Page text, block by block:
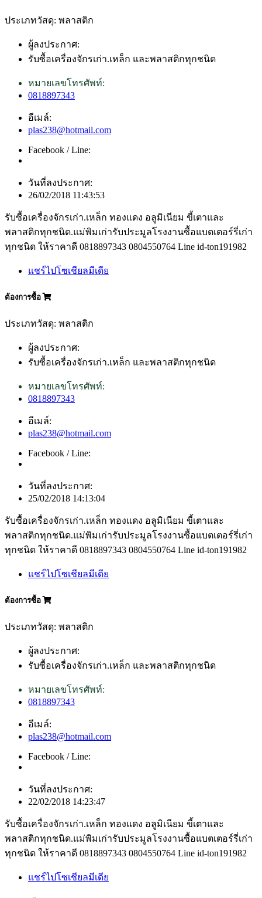
ประเภทวัสดุ: พลาสติก
ผู้ลงประกาศ:
รับซื้อเครื่องจักรเก่า.เหล็ก และพลาสติกทุกชนิด
หมายเลขโทรศัพท์:
0818897343
อีเมล์:
plas238@hotmail.com
Facebook / Line:
วันที่ลงประกาศ:
26/02/2018 11:43:53
รับซื้อเครื่องจักรเก่า.เหล็ก ทองแดง อลูมิเนียม ขี้เตาและ
พลาสติกทุกชนิด.แม่พิมเก่ารับประมูลโรงงานซื้อแบตเตอร์รี่เก่า
ทุกชนิด ให้ราคาดี 0818897343 0804550764 Line id-ton191982
แชร์ไปโซเชียลมีเดีย
ต้องการซื้อ
ประเภทวัสดุ: พลาสติก
ผู้ลงประกาศ:
รับซื้อเครื่องจักรเก่า.เหล็ก และพลาสติกทุกชนิด
หมายเลขโทรศัพท์:
0818897343
อีเมล์:
plas238@hotmail.com
Facebook / Line:
วันที่ลงประกาศ:
25/02/2018 14:13:04
รับซื้อเครื่องจักรเก่า.เหล็ก ทองแดง อลูมิเนียม ขี้เตาและ
พลาสติกทุกชนิด.แม่พิมเก่ารับประมูลโรงงานซื้อแบตเตอร์รี่เก่า
ทุกชนิด ให้ราคาดี 0818897343 0804550764 Line id-ton191982
แชร์ไปโซเชียลมีเดีย
ต้องการซื้อ
ประเภทวัสดุ: พลาสติก
ผู้ลงประกาศ:
รับซื้อเครื่องจักรเก่า.เหล็ก และพลาสติกทุกชนิด
หมายเลขโทรศัพท์:
0818897343
อีเมล์:
plas238@hotmail.com
Facebook / Line:
วันที่ลงประกาศ:
22/02/2018 14:23:47
รับซื้อเครื่องจักรเก่า.เหล็ก ทองแดง อลูมิเนียม ขี้เตาและ
พลาสติกทุกชนิด.แม่พิมเก่ารับประมูลโรงงานซื้อแบตเตอร์รี่เก่า
ทุกชนิด ให้ราคาดี 0818897343 0804550764 Line id-ton191982
แชร์ไปโซเชียลมีเดีย